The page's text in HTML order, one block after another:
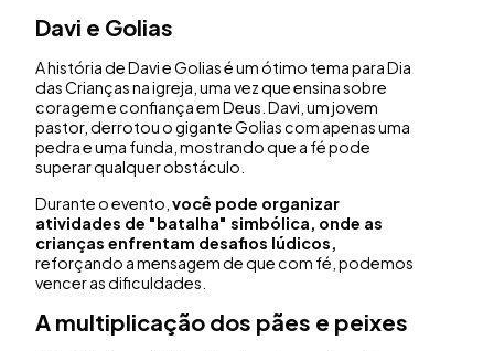
Davi e Golias
A história de Davi e Golias é um ótimo tema para Dia
das Crianças na igreja, uma vez que ensina sobre
coragem e confiança em Deus. Davi, um jovem
pastor, derrotou o gigante Golias com apenas uma
pedra e uma funda, mostrando que a fé pode
superar qualquer obstáculo.
Durante o evento, você pode organizar
atividades de "batalha" simbólica, onde as
crianças enfrentam desafios lúdicos,
reforçando a mensagem de que com fé, podemos
vencer as dificuldades.
A multiplicação dos pães e peixes